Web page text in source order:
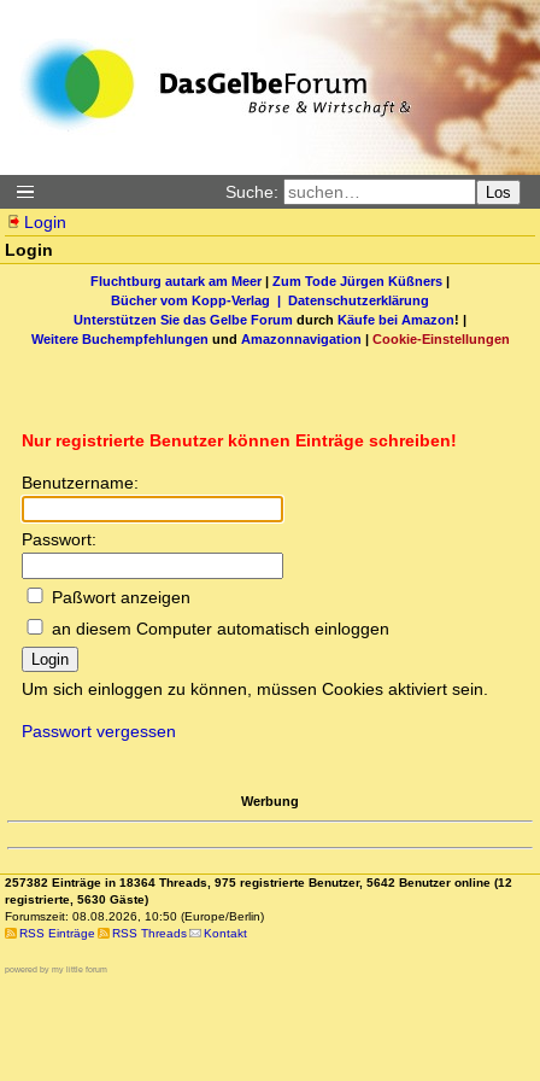
Suche: Los
Login
Login
Fluchtburg autark am Meer| Zum Tode Jürgen Küßners |
Bücher vom Kopp-Verlag | Datenschutzerklärung
Unterstützen Sie das Gelbe Forum durch Käufe bei Amazon! |
Weitere Buchempfehlungen und Amazonnavigation | Cookie-Einstellungen
Nur registrierte Benutzer können Einträge schreiben!
Benutzername:
Passwort:
Paßwort anzeigen
an diesem Computer automatisch einloggen
Login
Um sich einloggen zu können, müssen Cookies aktiviert sein.
Passwort vergessen
Werbung
257382 Einträge in 18364 Threads, 975 registrierte Benutzer, 5642 Benutzer online (12
registrierte, 5630 Gäste)
Forumszeit: 08.08.2026, 10:50 (Europe/Berlin)
RSS Einträge
RSS Threads Kontakt
powered by my little forum